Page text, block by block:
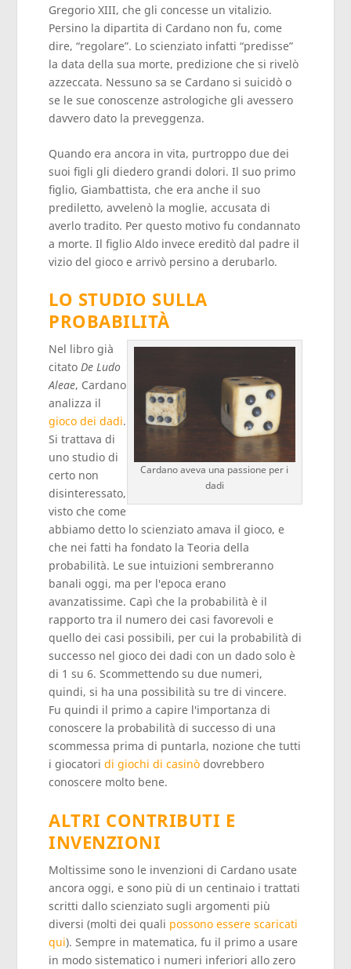
Gregorio XIII, che gli concesse un vitalizio.
Persino la dipartita di Cardano non fu, come
dire, “regolare”. Lo scienziato infatti “predisse”
la data della sua morte, predizione che si rivelò
azzeccata. Nessuno sa se Cardano si suicidò o
se le sue conoscenze astrologiche gli avessero
davvero dato la preveggenza.
Quando era ancora in vita, purtroppo due dei
suoi figli gli diedero grandi dolori. Il suo primo
figlio, Giambattista, che era anche il suo
prediletto, avvelenò la moglie, accusata di
averlo tradito. Per questo motivo fu condannato
a morte. Il figlio Aldo invece ereditò dal padre il
vizio del gioco e arrivò persino a derubarlo.
LO STUDIO SULLA
PROBABILITÀ
Cardano aveva una passione per i
dadi
Nel libro già
citatoDe Ludo
Aleae, Cardano
analizza il
gioco dei dadi.
Si trattava di
uno studio di
certo non
disinteressato,
visto che come
abbiamo detto lo scienziato amava il gioco, e
che nei fatti ha fondato la Teoria della
probabilità. Le sue intuizioni sembreranno
banali oggi, ma per l'epoca erano
avanzatissime. Capì che la probabilità è il
rapporto tra il numero dei casi favorevoli e
quello dei casi possibili, per cui la probabilità di
successo nel gioco dei dadi con un dado solo è
di 1 su 6. Scommettendo su due numeri,
quindi, si ha una possibilità su tre di vincere.
Fu quindi il primo a capire l'importanza di
conoscere la probabilità di successo di una
scommessa prima di puntarla, nozione che tutti
i giocatoridi giochi di casinò dovrebbero
conoscere molto bene.
ALTRI CONTRIBUTI E
INVENZIONI
Moltissime sono le invenzioni di Cardano usate
ancora oggi, e sono più di un centinaio i trattati
scritti dallo scienziato sugli argomenti più
diversi (molti dei quali possono essere scaricati
qui). Sempre in matematica, fu il primo a usare
in modo sistematico i numeri inferiori allo zero